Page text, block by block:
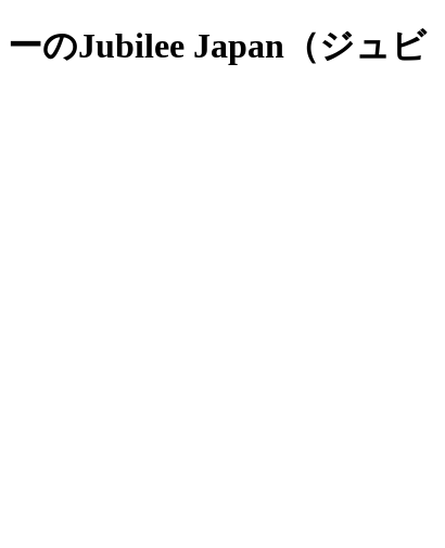
のJubilee Japan（ジュビ